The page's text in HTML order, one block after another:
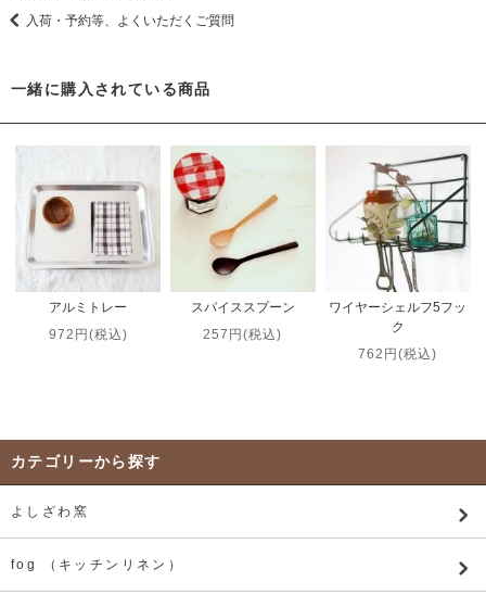
入荷・予約等、よくいただくご質問
一緒に購入されている商品
アルミトレー
972円(税込)
スパイススプーン
257円(税込)
ワイヤーシェルフ5フッ
ク
762円(税込)
カテゴリーから探す
よしざわ窯
fog （キッチンリネン）